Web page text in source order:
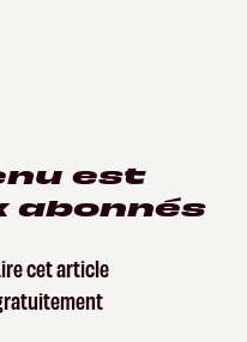
est
abonnés
cet article